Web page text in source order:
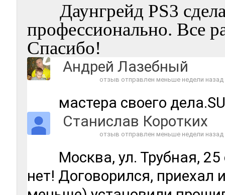
Даунгрейд PS3
профессионально. Все
Спасибо!
Андрей Лазебный
отзыв отправлен меньше недели назад
мастера своего
Станислав Коротких
отзыв отправлен меньше недели назад
Москва, ‎ул. Трубная,
нет! Договорился, приехал